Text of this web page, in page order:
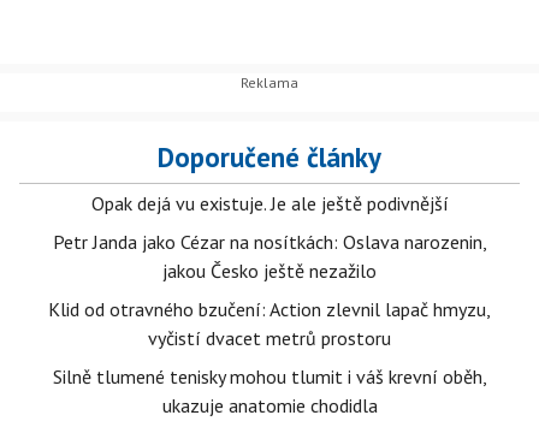
Doporučené články
Opak dejá vu existuje. Je ale ještě podivnější
Petr Janda jako Cézar na nosítkách: Oslava narozenin,
jakou Česko ještě nezažilo
Klid od otravného bzučení: Action zlevnil lapač hmyzu,
vyčistí dvacet metrů prostoru
Silně tlumené tenisky mohou tlumit i váš krevní oběh,
ukazuje anatomie chodidla